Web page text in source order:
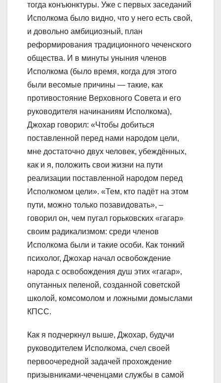
тогда конъюнктуры. Уже с первых заседаний
Исполкома было видно, что у него есть свой,
и довольно амбициозный, план
реформирования традиционного чеченского
общества. И в минуты уныния членов
Исполкома (было время, когда для этого
были весомые причины — такие, как
противостояние Верховного Совета и его
руководителя начинаниям Исполкома),
Джохар говорил: «Чтобы добиться
поставленной перед нами народом цели,
мне достаточно двух человек, убеждённых,
как и я, положить свои жизни на пути
реализации поставленной народом перед
Исполкомом цели». «Тем, кто падёт на этом
пути, можно только позавидовать», –
говорил он, чем пугал горьковских «гагар»
своим радикализмом: среди членов
Исполкома были и такие особи. Как тонкий
психолог, Джохар начал освобождение
народа с освобождения душ этих «гагар»,
опутанных пеленой, созданной советской
школой, комсомолом и ложными домыслами
КПСС.
Как я подчеркнул выше, Джохар, будучи
руководителем Исполкома, счел своей
первоочередной задачей прохождение
призывниками-чеченцами службы в самой